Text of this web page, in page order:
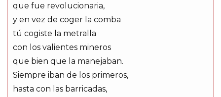
que fue revolucionaria,
y en vez de coger la comba
tú cogiste la metralla
con los valientes mineros
que bien que la manejaban.
Siempre iban de los primeros,
hasta con las barricadas,